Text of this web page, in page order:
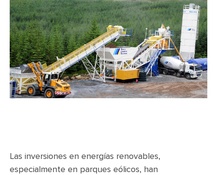
Las inversiones en energías renovables,
especialmente en parques eólicos, han